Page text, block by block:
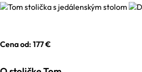
Cena od: 177 €